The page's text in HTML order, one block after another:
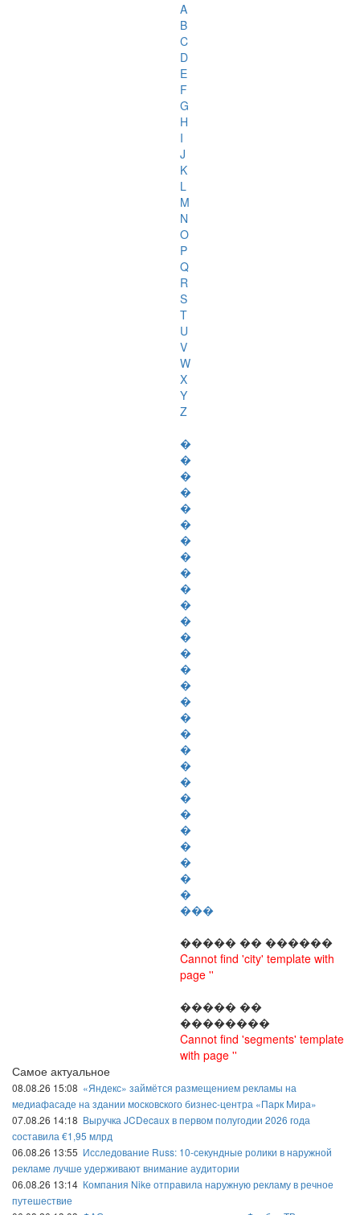
A
B
C
D
E
F
G
H
I
J
K
L
M
N
O
P
Q
R
S
T
U
V
W
X
Y
Z
�
�
�
�
�
�
�
�
�
�
�
�
�
�
�
�
�
�
�
�
�
�
�
�
�
�
�
�
�
���
����� �� ������
Cannot find 'city' template with
page ''
����� ��
��������
Cannot find 'segments' template
with page ''
Самое актуальное
08.08.26 15:08 «Яндекс» займётся размещением рекламы на
медиафасаде на здании московского бизнес-центра «Парк Мира»
07.08.26 14:18 Выручка JCDecaux в первом полугодии 2026 года
составила €1,95 млрд
06.08.26 13:55 Исследование Russ: 10-секундные ролики в наружной
рекламе лучше удерживают внимание аудитории
06.08.26 13:14 Компания Nike отправила наружную рекламу в речное
путешествие